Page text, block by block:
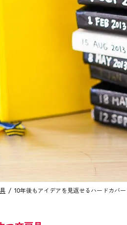
10年後もアイデアを見返せるハードカバー